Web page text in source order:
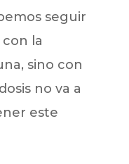
seguir
la
sino con
no va a
este